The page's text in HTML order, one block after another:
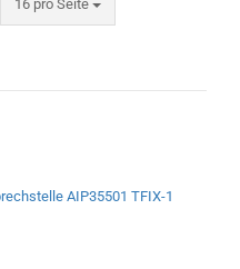
16 pro Seite